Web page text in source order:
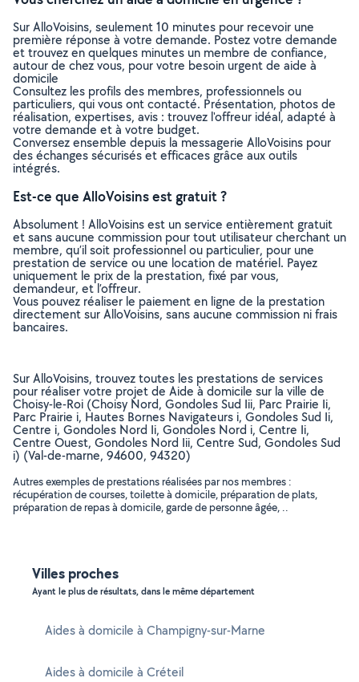
Sur AlloVoisins, seulement 10 minutes pour recevoir une
première réponse à votre demande. Postez votre demande
et trouvez en quelques minutes un membre de confiance,
autour de chez vous, pour votre besoin urgent de aide à
domicile
Consultez les profils des membres, professionnels ou
particuliers, qui vous ont contacté. Présentation, photos de
réalisation, expertises, avis : trouvez l'offreur idéal, adapté à
votre demande et à votre budget.
Conversez ensemble depuis la messagerie AlloVoisins pour
des échanges sécurisés et efficaces grâce aux outils
intégrés.
Est-ce que AlloVoisins est gratuit ?
Absolument ! AlloVoisins est un service entièrement gratuit
et sans aucune commission pour tout utilisateur cherchant un
membre, qu’il soit professionnel ou particulier, pour une
prestation de service ou une location de matériel. Payez
uniquement le prix de la prestation, fixé par vous,
demandeur, et l’offreur.
Vous pouvez réaliser le paiement en ligne de la prestation
directement sur AlloVoisins, sans aucune commission ni frais
bancaires.
Sur AlloVoisins, trouvez toutes les prestations de services
pour réaliser votre projet de Aide à domicile sur la ville de
Choisy-le-Roi (Choisy Nord, Gondoles Sud Iii, Parc Prairie Ii,
Parc Prairie i, Hautes Bornes Navigateurs i, Gondoles Sud Ii,
Centre i, Gondoles Nord Ii, Gondoles Nord i, Centre Ii,
Centre Ouest, Gondoles Nord Iii, Centre Sud, Gondoles Sud
i) (Val-de-marne, 94600, 94320)
Autres exemples de prestations réalisées par nos membres :
récupération de courses, toilette à domicile, préparation de plats,
préparation de repas à domicile, garde de personne âgée, ..
Villes proches
Ayant le plus de résultats, dans le même département
Aides à domicile à Champigny-sur-Marne
Aides à domicile à Créteil